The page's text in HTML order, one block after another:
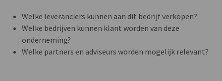
Welke leveranciers kunnen aan dit bedrijf verkopen?
Welke bedrijven kunnen klant worden van deze
onderneming?
Welke partners en adviseurs worden mogelijk relevant?